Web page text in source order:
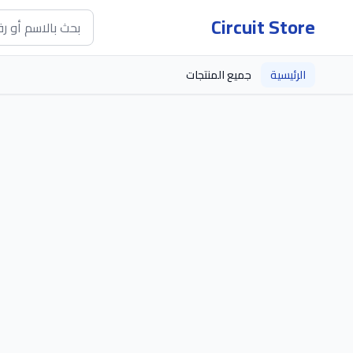
Circuit Store
الرئيسية جميع المنتجات